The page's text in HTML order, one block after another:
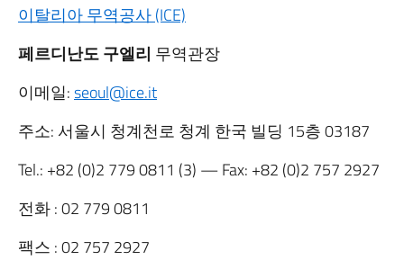
이탈리아 무역공사 (ICE)
페르디난도 구엘리 무역관장
이메일:seoul@ice.it
주소: 서울시 청계천로 청계 한국 빌딩 15층 03187
Tel.: +82 (0)2 779 0811 (3) — Fax: +82 (0)2 757 2927
전화 : 02 779 0811
팩스 : 02 757 2927